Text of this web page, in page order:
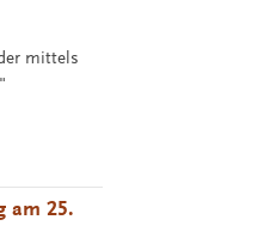
mittels
am 25.